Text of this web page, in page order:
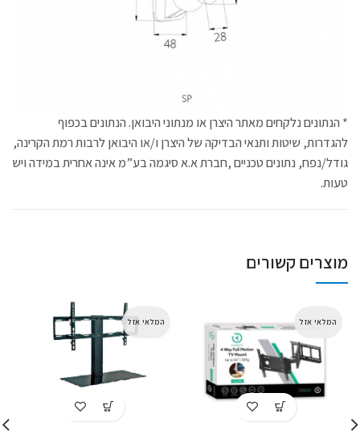
* הנתונים נלקחים מאתר היצרן או מנתוני היבואן. הנתונים בכפוף
להגדרות, שיטות ותנאי הבדיקה של היצרן ו/או היבואן לרבות רמת הקרינה,
גודל/נפח, נתונים טכניים ,חברת א.א סיגמה בע”מ אינה אחרית במידה ויש
טעות.
מוצרים קשורים
המלאי אזל המלאי אזל